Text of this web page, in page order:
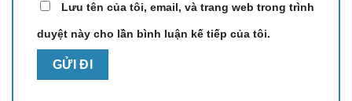
Lưu tên của tôi, email, và trang web trong trình
duyệt này cho lần bình luận kế tiếp của tôi.